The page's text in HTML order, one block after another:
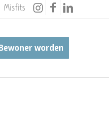
Misfits
worden